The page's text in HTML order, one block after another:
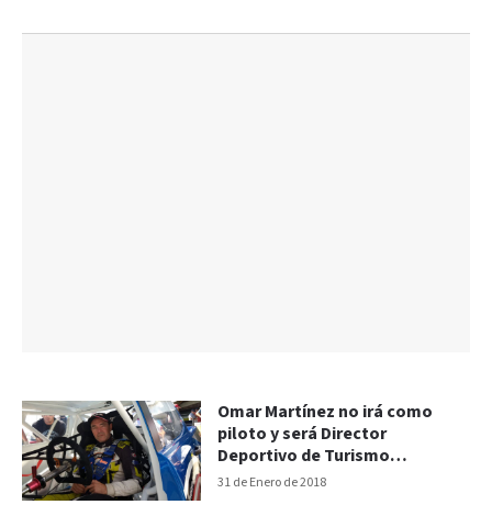
31 de Enero de 2018
Omar Martínez no irá como
piloto y será Director
Deportivo de Turismo
Carretera